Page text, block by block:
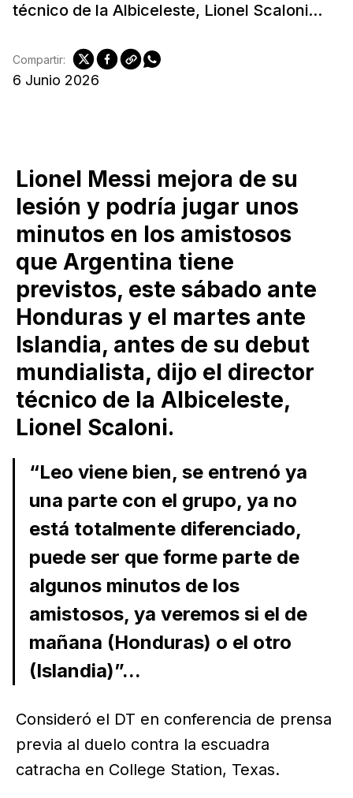
técnico de la Albiceleste, Lionel Scaloni...
6 Junio 2026
Compartir:
Lionel Messi mejora de su
lesión y podría jugar unos
minutos en los amistosos
que Argentina tiene
previstos, este sábado ante
Honduras y el martes ante
Islandia, antes de su debut
mundialista, dijo el director
técnico de la Albiceleste,
Lionel Scaloni.
“Leo viene bien, se entrenó ya
una parte con el grupo, ya no
está totalmente diferenciado,
puede ser que forme parte de
algunos minutos de los
amistosos, ya veremos si el de
mañana (Honduras) o el otro
(Islandia)”...
Consideró el DT en conferencia de prensa
previa al duelo contra la escuadra
catracha en College Station, Texas.